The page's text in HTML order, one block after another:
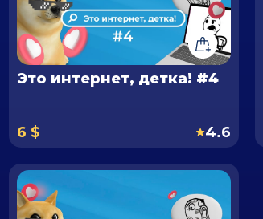
Это интернет, детка! #4
6 $ 4.6